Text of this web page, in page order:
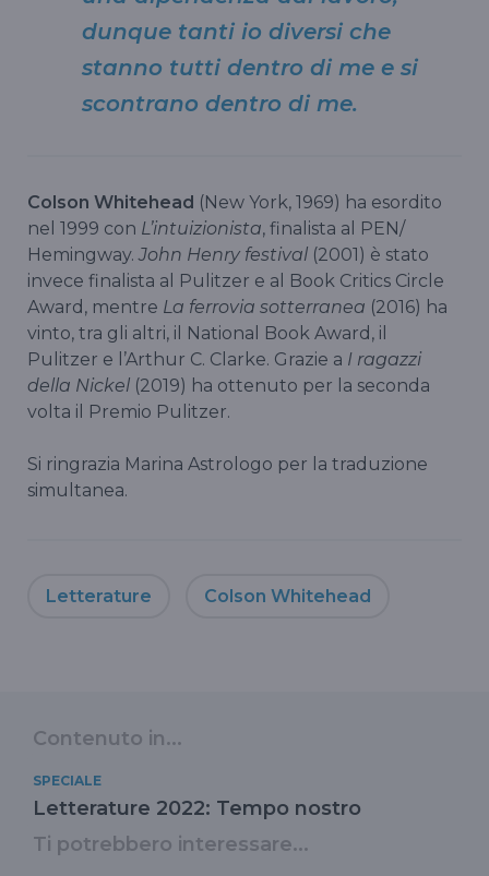
dunque tanti io diversi che
stanno tutti dentro di me e si
scontrano dentro di me.
Colson Whitehead (New York, 1969) ha esordito
nel 1999 con L’intuizionista, finalista al PEN/
Hemingway.John Henry festival (2001) è stato
invece finalista al Pulitzer e al Book Critics Circle
Award, mentre La ferrovia sotterranea (2016) ha
vinto, tra gli altri, il National Book Award, il
Pulitzer e l’Arthur C. Clarke. Grazie a I ragazzi
della Nickel (2019) ha ottenuto per la seconda
volta il Premio Pulitzer.
Si ringrazia Marina Astrologo per la traduzione
simultanea.
Letterature Colson Whitehead
Contenuto in...
SPECIALE
Letterature 2022: Tempo nostro
Ti potrebbero interessare...